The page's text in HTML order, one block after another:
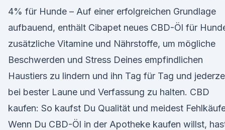
4% für Hunde – Auf einer erfolgreichen Grundlage
aufbauend, enthält Cibapet neues CBD-Öl für
zusätzliche Vitamine und Nährstoffe, um mögliche
Beschwerden und Stress Deines empfindlichen
Haustiers zu lindern und ihn Tag für Tag und
bei bester Laune und Verfassung zu halten. CBD
kaufen: So kaufst Du Qualität und meidest
Wenn Du CBD-Öl in der Apotheke kaufen willst,